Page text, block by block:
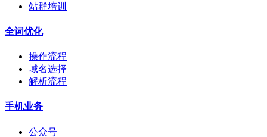
站群培训
全词优化
操作流程
域名选择
解析流程
手机业务
公众号